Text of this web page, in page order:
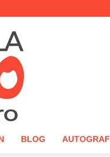
BLOG AUTOGRAF